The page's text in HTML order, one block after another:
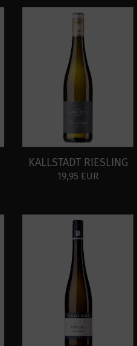
KALLSTADT RIESLING
19,95 EUR